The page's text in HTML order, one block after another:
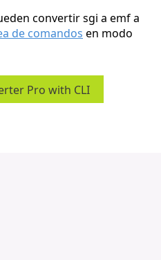
convertir sgi a emf a
de comandos en modo
Pro with CLI